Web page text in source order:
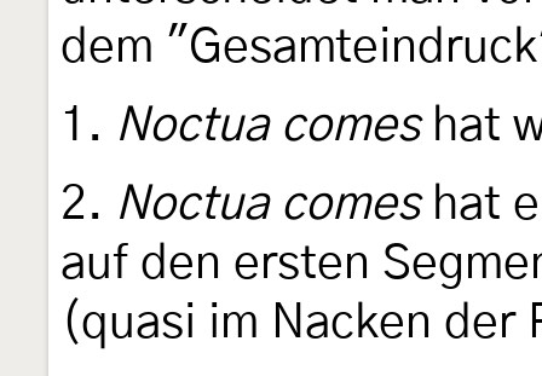
dem
1. Noctua comeshat
2. Noctua comeshat
auf den ersten
(quasi im Nacken der